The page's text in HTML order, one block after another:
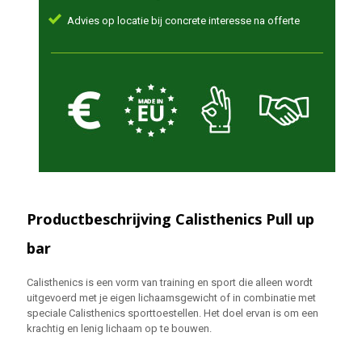
Advies op locatie bij concrete interesse na offerte
Productbeschrijving Calisthenics Pull up
bar
Calisthenics is een vorm van training en sport die alleen wordt
uitgevoerd met je eigen lichaamsgewicht of in combinatie met
speciale Calisthenics sporttoestellen. Het doel ervan is om een
krachtig en lenig lichaam op te bouwen.